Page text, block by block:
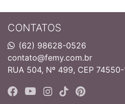
CONTATOS
(62) 98628-0526
contato@femy.com.br
RUA 504, Nº 499, CEP 74550-